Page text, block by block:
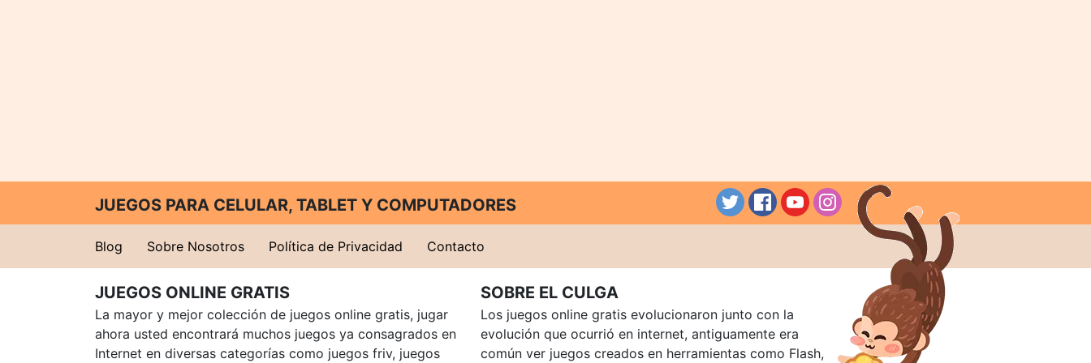
JUEGOS PARA CELULAR, TABLET Y COMPUTADORES
Blog Sobre Nosotros Política de Privacidad Contacto
JUEGOS ONLINE GRATIS
La mayor y mejor colección de juegos online gratis, jugar
ahora usted encontrará muchos juegos ya consagrados en
Internet en diversas categorías como juegos friv, juegos
SOBRE EL CULGA
Los juegos online gratis evolucionaron junto con la
evolución que ocurrió en internet, antiguamente era
común ver juegos creados en herramientas como Flash,